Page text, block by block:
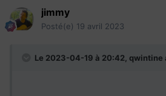
jimmy
Posté(e) 19 avril 2023
Le 2023-04-19 à 20:42, qwintine